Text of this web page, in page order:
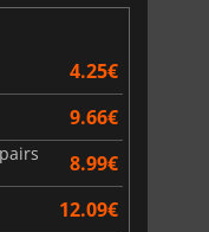
4.25€
9.66€
8.99€
12.09€